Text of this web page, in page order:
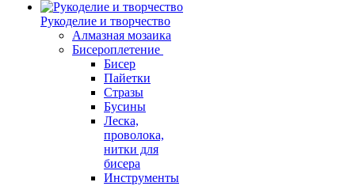
Рукоделие и творчество
Алмазная мозаика
Бисероплетение
Бисер
Пайетки
Стразы
Бусины
Леска,
проволока,
нитки для
бисера
Инструменты